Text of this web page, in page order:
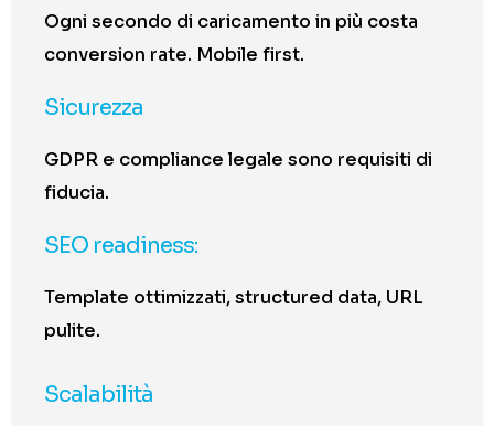
Ogni secondo di caricamento in più costa
conversion rate. Mobile first.
Sicurezza
GDPR e compliance legale sono requisiti di
fiducia.
SEO readiness:
Template ottimizzati, structured data, URL
pulite.
Scalabilità